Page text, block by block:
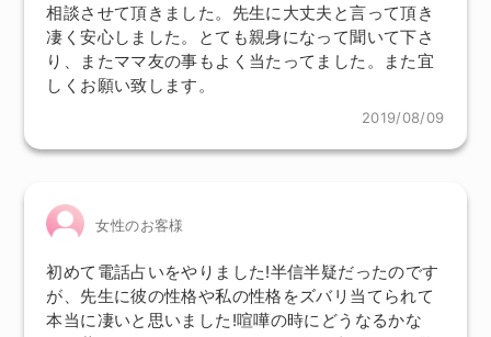
相談させて頂きました。先生に大丈夫と言って頂き
凄く安心しました。とても親身になって聞いて下さ
り、またママ友の事もよく当たってました。また宜
しくお願い致します。
2019/08/09
女性のお客様
初めて電話占いをやりました!半信半疑だったのです
が、先生に彼の性格や私の性格をズバリ当てられて
本当に凄いと思いました!喧嘩の時にどうなるかな